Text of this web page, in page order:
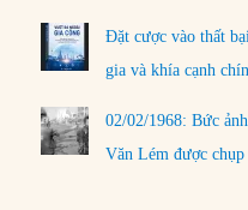
Đặt cược vào thất
gia và khía cạnh
02/02/1968: Bức
Văn Lém được chụp